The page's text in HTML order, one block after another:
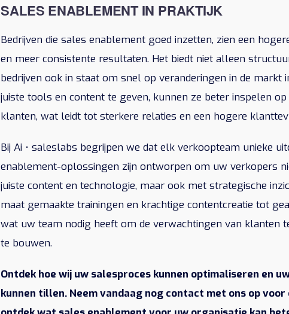
SALES ENABLEMENT IN PRAKTIJK
Bedrijven die sales enablement goed inzetten, zien een
en meer consistente resultaten. Het biedt niet alleen
bedrijven ook in staat om snel op veranderingen in de markt
juiste tools en content te geven, kunnen ze beter inspelen
klanten, wat leidt tot sterkere relaties en een hogere
Bij Ai • saleslabs begrijpen we dat elk verkoopteam unieke
enablement-oplossingen zijn ontworpen om uw verkopers
juiste content en technologie, maar ook met strategische
maat gemaakte trainingen en krachtige contentcreatie tot
wat uw team nodig heeft om de verwachtingen van klanten
te bouwen.
Ontdek hoe wij uw salesproces kunnen optimaliseren en
kunnen tillen. Neem vandaag nog contact met ons op